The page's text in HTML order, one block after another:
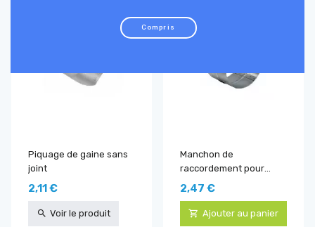
Piquage de gaine sans
joint
2,11 €
Voir le produit
Manchon de
raccordement pour
accessoire
2,47 €
Ajouter au panier
Compris